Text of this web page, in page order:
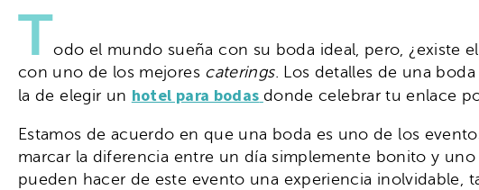
Todo el mundo sueña con su boda ideal, pero, ¿existe
con uno de los mejores caterings. Los detalles de una
la de elegir un hotel para bodas donde celebrar tu enlace
Estamos de acuerdo en que una boda es uno de los
marcar la diferencia entre un día simplemente bonito y
pueden hacer de este evento una experiencia inolvidable,